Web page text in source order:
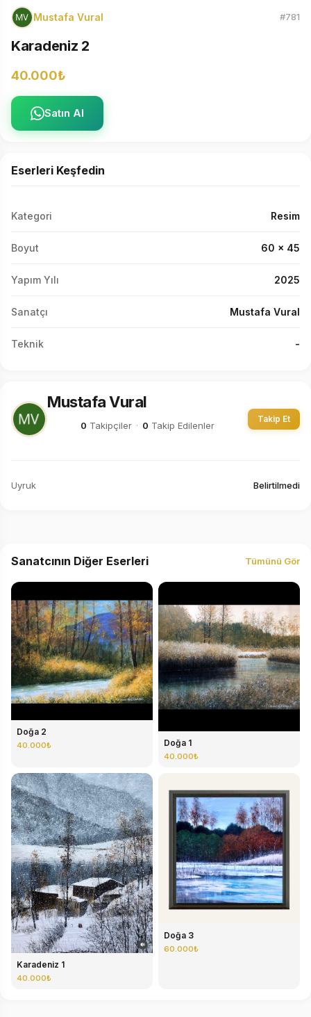
Mustafa Vural #781
Karadeniz 2
40.000₺
Satın Al
Eserleri Keşfedin
Kategori Resim
Boyut 60 x 45
Yapım Yılı 2025
Sanatçı Mustafa Vural
Teknik -
Mustafa Vural
0 Takipçiler · 0 Takip Edilenler
Takip Et
Uyruk Belirtilmedi
Sanatcının Diğer Eserleri Tümünü Gör
Doğa 2
40.000₺ Doğa 1
40.000₺
Karadeniz 1
40.000₺
Doğa 3
60.000₺